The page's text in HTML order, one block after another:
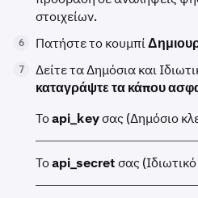
στοιχείων.
6 Πατήστε το κουμπί
7
Δείτε τα Δημόσια και
καταγράψτε τα κάπου
Τοapi_keyσας (Δημόσιο
Τοapi_secretσας (Ιδιωτικό